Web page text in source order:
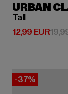
URBAN
Tall
12,99 EUR
Derzeitiger
-37%